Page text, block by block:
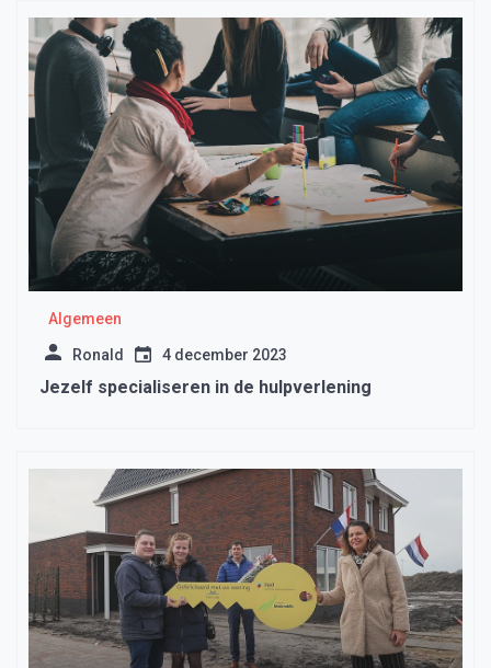
Algemeen
Ronald 4 december 2023
Jezelf specialiseren in de hulpverlening